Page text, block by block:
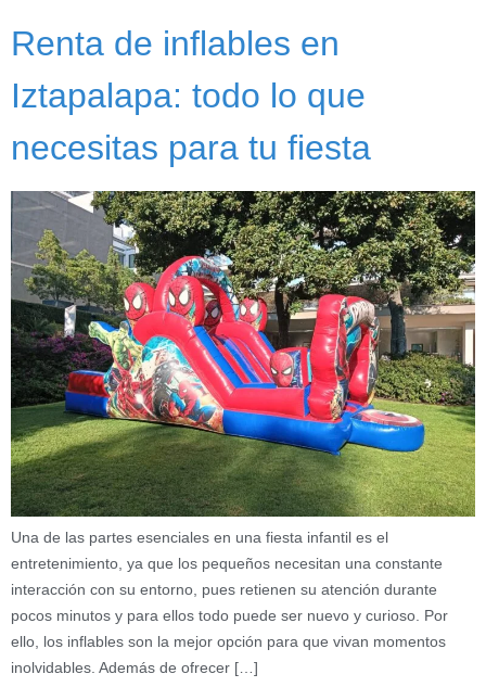
Renta de inflables en
Iztapalapa: todo lo que
necesitas para tu fiesta
Una de las partes esenciales en una fiesta infantil es el
entretenimiento, ya que los pequeños necesitan una constante
interacción con su entorno, pues retienen su atención durante
pocos minutos y para ellos todo puede ser nuevo y curioso. Por
ello, los inflables son la mejor opción para que vivan momentos
inolvidables. Además de ofrecer […]